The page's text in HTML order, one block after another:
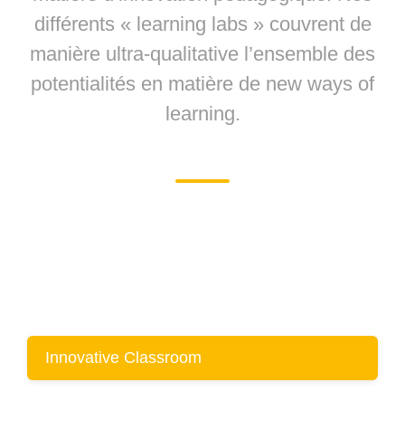
différents « learning labs » couvrent de
manière ultra-qualitative l’ensemble des
potentialités en matière de new ways of
learning.
Innovative Classroom